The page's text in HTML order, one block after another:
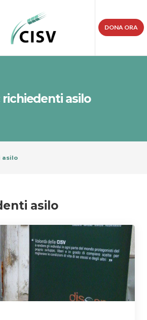
DONA ORA
richiedenti asilo
asilo
asilo